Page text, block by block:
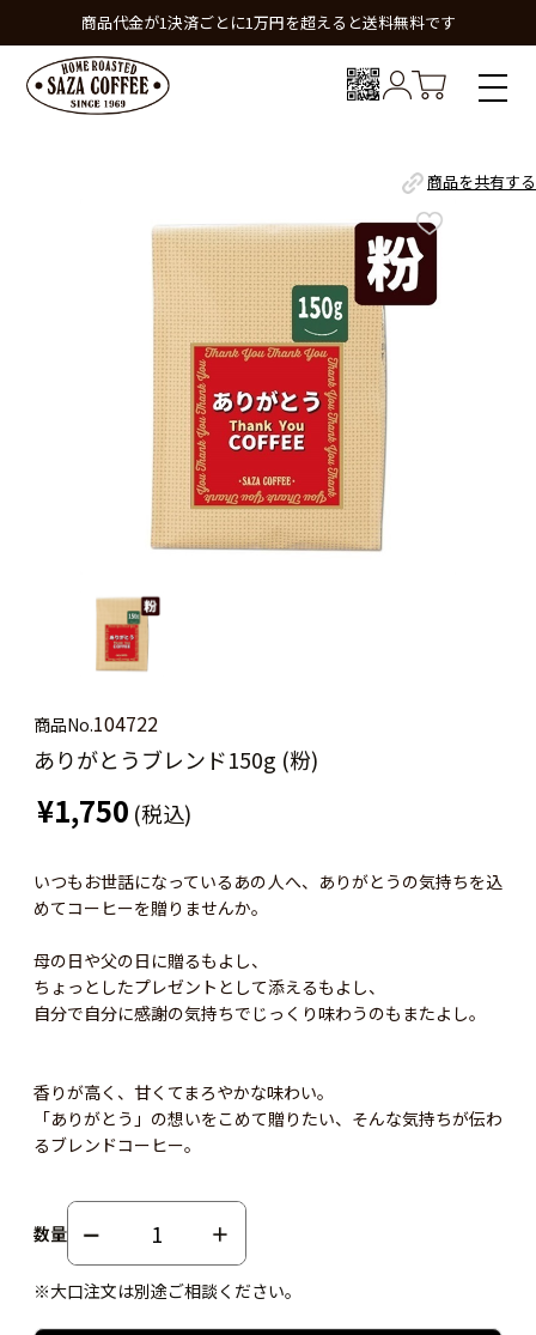
商品代金が1決済ごとに1万円を超えると送料無料です
商品を共有する
商品No.104722
ありがとうブレンド150g (粉)
¥1,750 (税込)
いつもお世話になっているあの人へ、ありがとうの気持ちを込
めてコーヒーを贈りませんか。
母の日や父の日に贈るもよし、
ちょっとしたプレゼントとして添えるもよし、
自分で自分に感謝の気持ちでじっくり味わうのもまたよし。
香りが高く、甘くてまろやかな味わい。
「ありがとう」の想いをこめて贈りたい、そんな気持ちが伝わ
るブレンドコーヒー。
数量
※大口注文は別途ご相談ください。